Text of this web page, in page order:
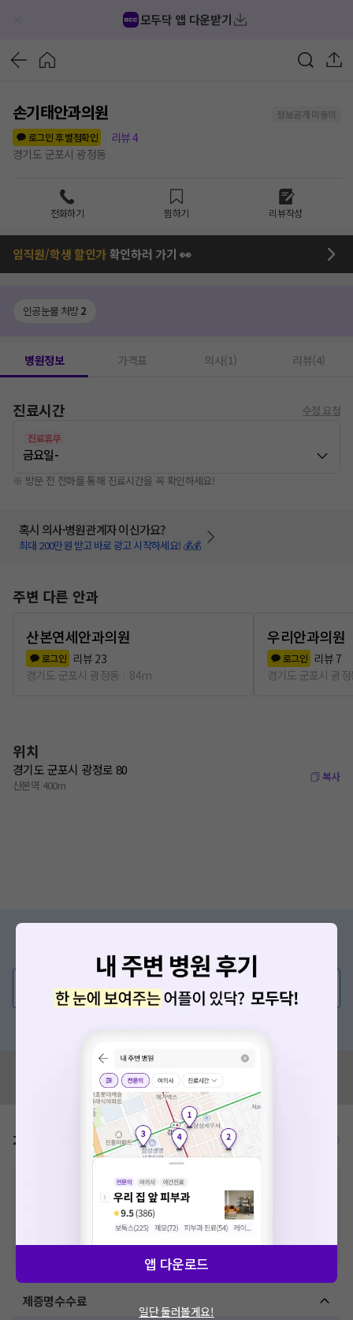
모두닥 앱 다운받기
손기태안과의원
정보공개 미동의
로그인 후 별점확인
리뷰4
경기도 군포시 광정동
전화하기 찜하기 리뷰작성
임직원/학생 할인가확인하러 가기 👀
인공눈물 처방2
병원정보 가격표 의사(1) 리뷰(4)
진료시간 수정 요청
진료휴무
금요일-
※ 방문 전 전화를 통해 진료시간을 꼭 확인하세요!
혹시 의사·병원관계자 이신가요?
최대 200만원 받고 바로 광고 시작하세요! 💰💰
주변 다른 안과
산본연세안과의원
로그인 리뷰 23
경기도 군포시 광정동
84m
우리안과의원
로그인 리뷰 7
경기도 군포시 광
위치
경기도 군포시 광정로 80
산본역 400m
복사
의사가 직접 답해드려요!
💬 무엇이든 물어보세요
혹시 잘못된 병원정보가 있나요?
모두닥 팀에 알려주세요!
가격표 비급여/급여 진료란?
추가비용 등으로 실제 가격과 상이할 수 있으니, 정확
한 가격은 해당 의료기관에 직접 문의해주세요.
건강보험심사평가원에 고지되어 있는 급여 진료 기준 가
격입니다. (진료와 연관된 복합적인 비용이 추가되어, 병원마다 금액이 다르게
산정될 수 있는 점 참고 바랍니다.)
※ 이벤트가, 할인가는VAT 포함
제증명수수료
앱 다운로드
일단 둘러볼게요!